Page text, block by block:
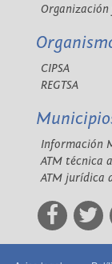
Organización
CIPSA
REGTSA
Información
ATM técnica
ATM jurídica